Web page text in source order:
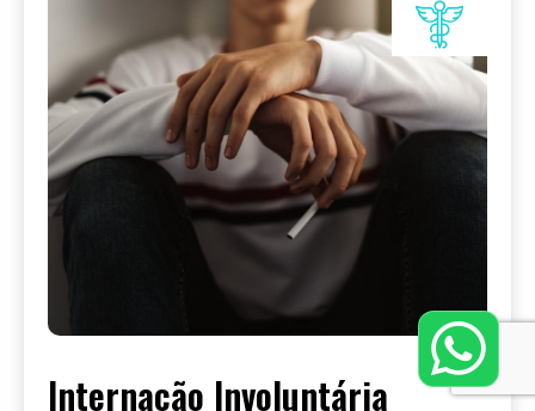
Internação Involuntária